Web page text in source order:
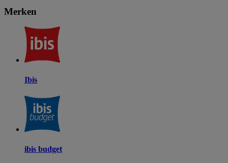
Merken
Ibis
ibis budget